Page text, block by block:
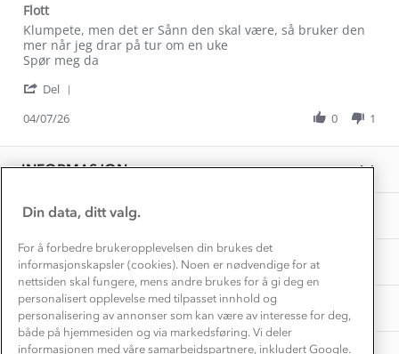
Flott
Review
by
Odin
on
Jul
review
stating
Flott
Klumpete, men det er Sånn den skal være, så bruker den
mer når jeg drar på tur om en uke
Spør meg da
Del
Odin
M.
Jul
2026
04/07/26 0 1
INFORMASJON
Konkurransevinnere
Kundeklubb
Våre butikker
Bedrift, barnehage og SFO
Presse
OM OSS
1% til samfunnet
Inkludering
Materialer
Personvern
Samarbeide med oss?
TIPS OG RÅD
Gravidklær
Hvordan velge riktig turtøy?
Store størrelser
Turmat oppskrifter
Beredskap
AKTIVITETER
Få turinspirasjon og tips her⛰
Overnatte utendørs⛺
Leirskole 🥾
Barnehageansatt
Tips til hyttetur
Din data, ditt valg.
For å forbedre brukeropplevelsen din brukes det
informasjonskapsler (cookies). Noen er nødvendige for at
nettsiden skal fungere, mens andre brukes for å gi deg en
personalisert opplevelse med tilpasset innhold og
personalisering av annonser som kan være av interesse for deg,
både på hjemmesiden og via markedsføring. Vi deler
informasjonen med våre samarbeidspartnere, inkludert Google.